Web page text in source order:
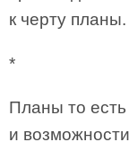
к черту планы.
*
Планы то
и